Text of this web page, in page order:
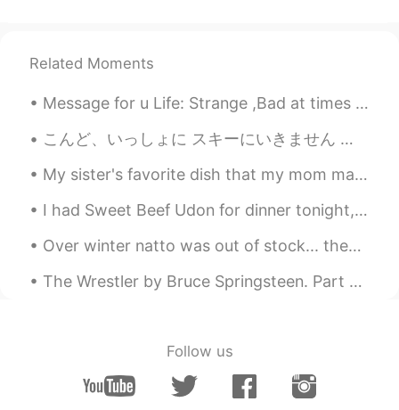
ステージ99になって、781個の 四字熟語
を勉強しました。
JP EN
皆さんのお陰で、日本語学校一日も行
になりました。
皆さんのお陰で、日本語学校へ一日も
行ったことない私は、日本語を喋
昨日の夜ダウンロードして、一気にス
テージ99になって、781個四字熟語を勉
強しました。
Related Moments
Message for u Life: Strange ,Bad at times ,Joyful at times and Cruel at most. I know you know thi...
こんど、いっしょに スキーにいきません か？ - Will you go ski with me next time? (Can you handle expert-only runs? 😆) ...
My sister's favorite dish that my mom makes. I prefer yellow noodles over white. But soup makes m...
I had Sweet Beef Udon for dinner tonight, it was delicious. 😍😍😍🤤 I love Google, I typed Udon and ...
Over winter natto was out of stock... then finally I could buy it!! 😭🙏💖✨ Then 2 weeks ago after w...
The Wrestler by Bruce Springsteen. Part 3 of 3. These things that have comforted me I drive awa...
Follow us